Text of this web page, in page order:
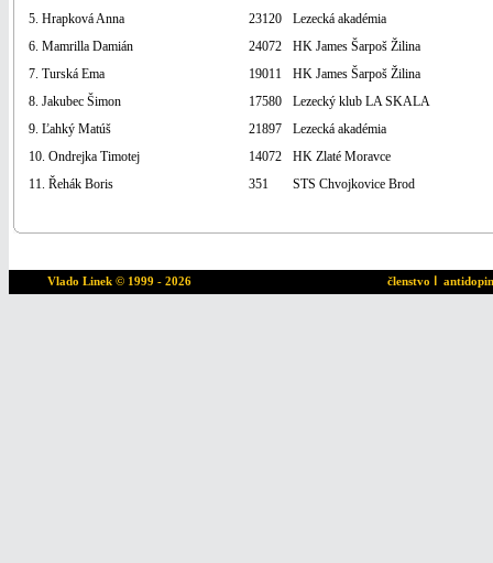
5. Hrapková Anna
23120
Lezecká akadémia
6. Mamrilla Damián
24072
HK James Šarpoš Žilina
7. Turská Ema
19011
HK James Šarpoš Žilina
8. Jakubec Šimon
17580
Lezecký klub LA SKALA
9. Ľahký Matúš
21897
Lezecká akadémia
10. Ondrejka Timotej
14072
HK Zlaté Moravce
11. Řehák Boris
351 STS Chvojkovice Brod
Vlado Linek© 1999 - 2026 členstvo